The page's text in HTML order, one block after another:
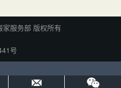
服务部 版权所有
号